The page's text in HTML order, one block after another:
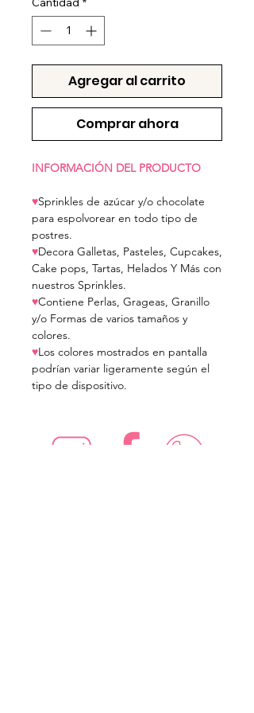
Agregar al carrito
Comprar ahora
INFORMACIÓN DEL PRODUCTO
♥Sprinkles de azúcar y/o chocolate
para espolvorear en todo tipo de
postres.
♥Decora Galletas, Pasteles, Cupcakes,
Cake pops, Tartas, Helados Y Más con
nuestros Sprinkles.
♥Contiene Perlas, Grageas, Granillo
y/o Formas de varios tamaños y
colores.
♥Los colores mostrados en pantalla
podrían variar ligeramente según el
tipo de dispositivo.